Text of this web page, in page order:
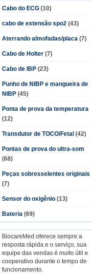
Cabo do ECG (10)
cabo de extensão spo2 (43)
Aterrando almofadas/placa (7)
Cabo de Holter (7)
Cabo de IBP (23)
Punho de NIBP e mangueira de
NIBP (45)
Ponta de prova da temperatura
(12)
Transdutor de TOCO/Fetal (42)
Pontas de prova do ultra-som
(68)
Peças sobresselentes originais
(7)
Sensor do oxigênio (13)
Bateria (69)
BiocareMed oferece sempre a
resposta rápida e o serviço, sua
equipe das vendas é muito útil e
cooperativo durante o tempo de
funcionamento.